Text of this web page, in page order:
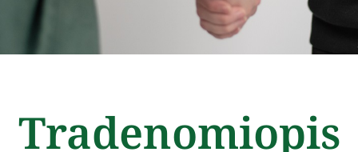
Tradenomiopis